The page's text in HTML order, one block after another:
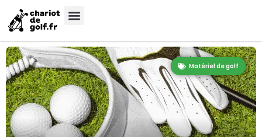
Matériel de golf